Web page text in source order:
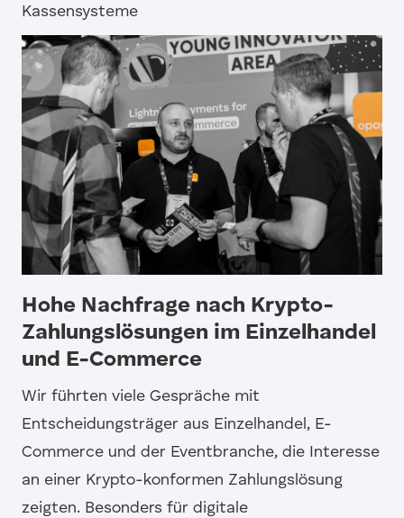
Kassensysteme
Hohe Nachfrage nach Krypto-
Zahlungslösungen im Einzelhandel
und E-Commerce
Wir führten viele Gespräche mit
Entscheidungsträger aus Einzelhandel, E-
Commerce und der Eventbranche, die Interesse
an einer Krypto-konformen Zahlungslösung
zeigten. Besonders für digitale